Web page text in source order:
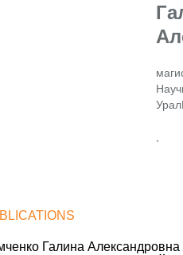
Галина Александровна